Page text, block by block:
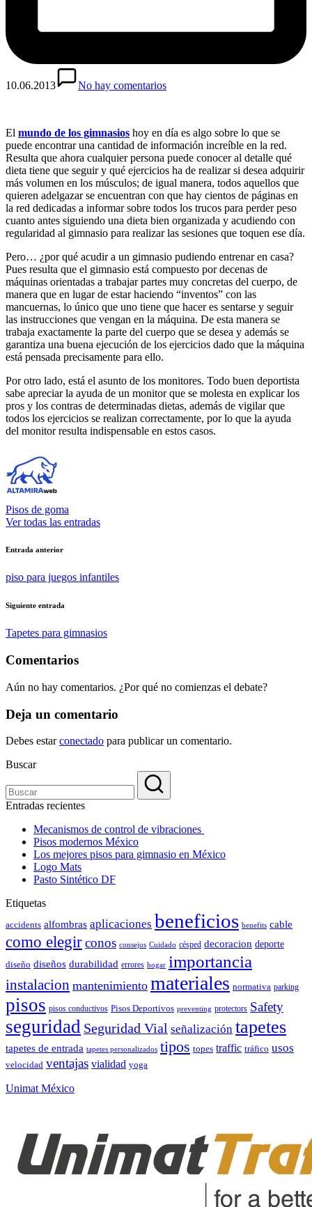
10.06.2013 No hay comentarios
El mundo de los gimnasios hoy en día es algo sobre lo que se
puede encontrar una cantidad de información increíble en la red.
Resulta que ahora cualquier persona puede conocer al detalle qué
dieta tiene que seguir y qué ejercicios ha de realizar si desea adquirir
más volumen en los músculos; de igual manera, todos aquellos que
quieren adelgazar se encuentran con que hay cientos de páginas en
la red dedicadas a informar sobre todos los trucos para perder peso
cuanto antes siguiendo una dieta bien organizada y acudiendo con
regularidad al gimnasio para realizar las sesiones que toquen ese día.
Pero… ¿por qué acudir a un gimnasio pudiendo entrenar en casa?
Pues resulta que el gimnasio está compuesto por decenas de
máquinas orientadas a trabajar partes muy concretas del cuerpo, de
manera que en lugar de estar haciendo “inventos” con las
mancuernas, lo único que uno tiene que hacer es sentarse y seguir
las instrucciones que vengan en la máquina. De esta manera se
trabaja exactamente la parte del cuerpo que se desea y además se
garantiza una buena ejecución de los ejercicios dado que la máquina
está pensada precisamente para ello.
Por otro lado, está el asunto de los monitores. Todo buen deportista
sabe apreciar la ayuda de un monitor que se molesta en explicar los
pros y los contras de determinadas dietas, además de vigilar que
todos los ejercicios se realizan correctamente, por lo que la ayuda
del monitor resulta indispensable en estos casos.
Pisos de goma
Ver todas las entradas
Navegación
de
Entrada anterior
piso para juegos infantiles
Siguiente entrada
Tapetes para gimnasios
Comentarios
Aún no hay comentarios. ¿Por qué no comienzas el debate?
Deja un comentario
Debes estarconectado para publicar un comentario.
Buscar
Entradas recientes
Mecanismos de control de vibraciones
Pisos modernos México
Los mejores pisos para gimnasio en México
Logo Mats
Pasto Sintético DF
Etiquetas
accidents alfombras aplicaciones beneficios benefits cable
como elegirconos consejos Cuidado césped decoracion deporte
diseño diseños durabilidad errores hogar importancia
instalacion mantenimiento materiales normativa parking
pisos pisos conductivos Pisos Deportivos preventing protectors Safety
seguridad Seguridad Vial señalización tapetes
tapetes de entrada tapetes personalizados tipos topes traffic tráfico usos
velocidad ventajas vialidad yoga
Unimat México